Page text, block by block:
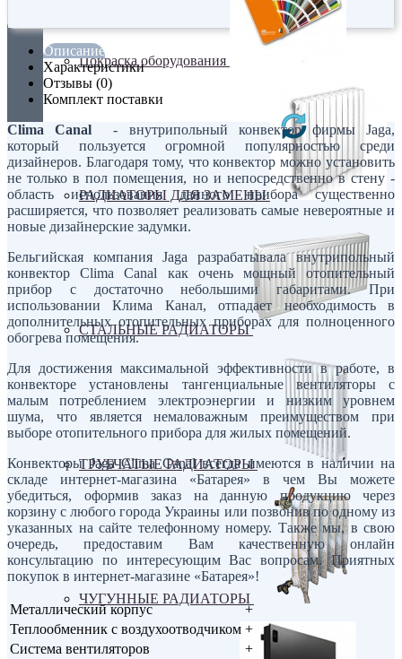
Покраска оборудования
РАДИАТОРЫ ДЛЯ ЗАМЕНЫ
СТАЛЬНЫЕ РАДИАТОРЫ
ТРУБЧАТЫЕ РАДИАТОРЫ
ЧУГУННЫЕ РАДИАТОРЫ
Описание
Характеристики
Отзывы (0)
Комплект поставки
Clima Canal - внутрипольный конвектор фирмы Jaga,
который пользуется огромной популярностью среди
дизайнеров. Благодаря тому, что конвектор можно установить
не только в пол помещения, но и непосредственно в стену -
область использования данного прибора существенно
расширяется, что позволяет реализовать самые невероятные и
новые дизайнерские задумки.
Бельгийская компания Jaga разрабатывала внутрипольный
конвектор Clima Canal как очень мощный отопительный
прибор с достаточно небольшими габаритами. При
использовании Клима Канал, отпадает необходимость в
дополнительных отопительных приборах для полноценного
обогрева помещения.
Для достижения максимальной эффективности в работе, в
конвекторе установлены тангенциальные вентиляторы с
малым потреблением электроэнергии и низким уровнем
шума, что является немаловажным преимуществом при
выборе отопительного прибора для жилых помещений.
Конвекторы Jaga Clima Canal всегда имеются в наличии на
складе интернет-магазина «Батарея» в чем Вы можете
убедиться, оформив заказ на данную продукцию через
корзину с любого города Украины или позвонив по одному из
указанных на сайте телефонному номеру. Также мы, в свою
очередь, предоставим Вам качественную онлайн
консультацию по интересующим Вас вопросам. Приятных
покупок в интернет-магазине «Батарея»!
Металлический корпус
+
Теплообменник с воздухоотводчиком +
Система вентиляторов
+